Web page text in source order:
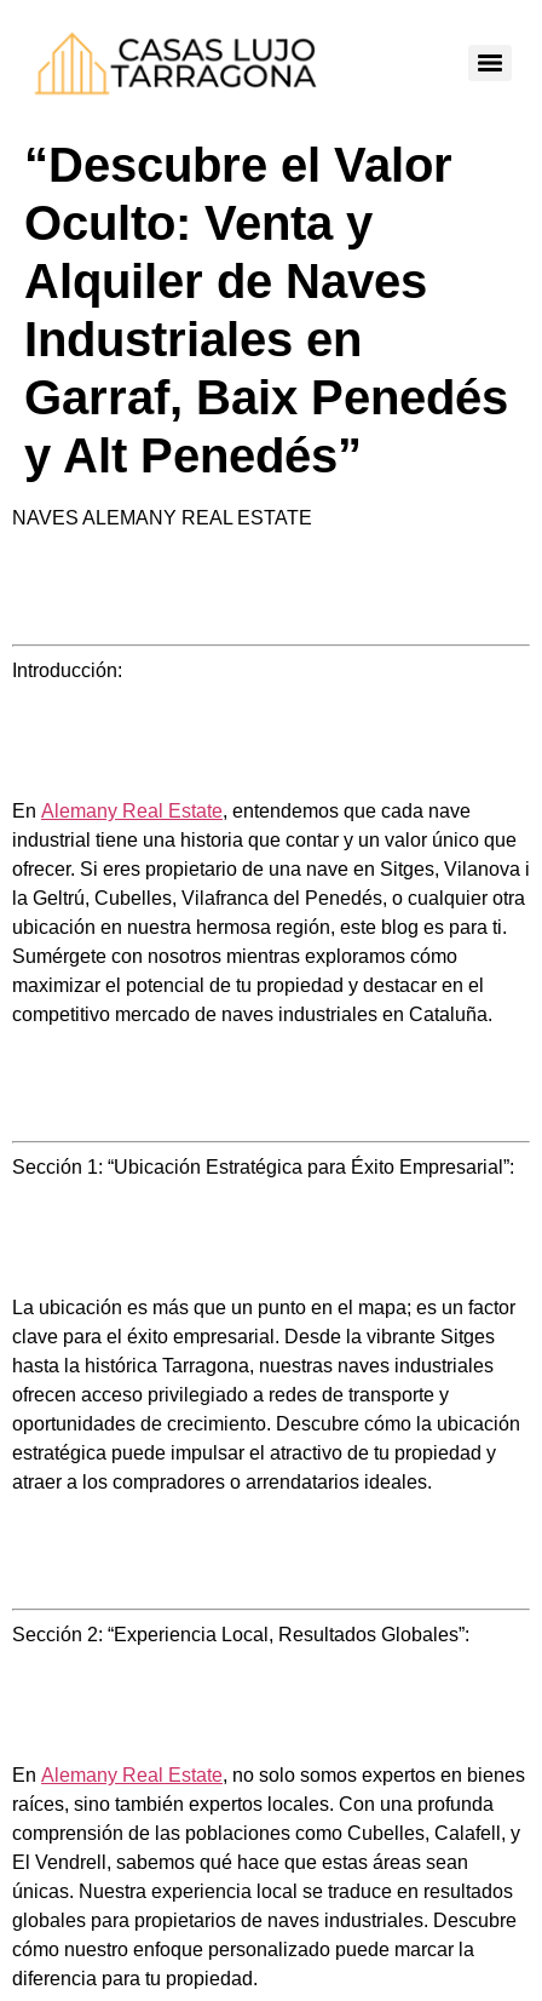
“Descubre el Valor
Oculto: Venta y
Alquiler de Naves
Industriales en
Garraf, Baix Penedés
y Alt Penedés”
NAVES ALEMANY REAL ESTATE
Introducción:
En Alemany Real Estate, entendemos que cada nave
industrial tiene una historia que contar y un valor único que
ofrecer. Si eres propietario de una nave en Sitges, Vilanova i
la Geltrú, Cubelles, Vilafranca del Penedés, o cualquier otra
ubicación en nuestra hermosa región, este blog es para ti.
Sumérgete con nosotros mientras exploramos cómo
maximizar el potencial de tu propiedad y destacar en el
competitivo mercado de naves industriales en Cataluña.
Sección 1: “Ubicación Estratégica para Éxito Empresarial”:
La ubicación es más que un punto en el mapa; es un factor
clave para el éxito empresarial. Desde la vibrante Sitges
hasta la histórica Tarragona, nuestras naves industriales
ofrecen acceso privilegiado a redes de transporte y
oportunidades de crecimiento. Descubre cómo la ubicación
estratégica puede impulsar el atractivo de tu propiedad y
atraer a los compradores o arrendatarios ideales.
Sección 2: “Experiencia Local, Resultados Globales”:
En Alemany Real Estate, no solo somos expertos en bienes
raíces, sino también expertos locales. Con una profunda
comprensión de las poblaciones como Cubelles, Calafell, y
El Vendrell, sabemos qué hace que estas áreas sean
únicas. Nuestra experiencia local se traduce en resultados
globales para propietarios de naves industriales. Descubre
cómo nuestro enfoque personalizado puede marcar la
diferencia para tu propiedad.